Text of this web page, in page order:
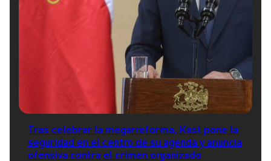
Tras celebrar la megarreforma, Kast pone la
seguridad en el centro de su agenda y anuncia
ofensiva contra el crimen organizado